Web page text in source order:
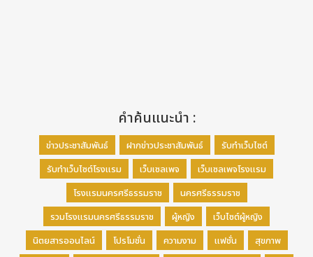
คำค้นแนะนำ :
ข่าวประชาสัมพันธ์ ฝากข่าวประชาสัมพันธ์
รับทำเว็บไซต์
รับทำเว็บไซต์โรงแรม
เว็บเซลเพจ
เว็บเซลเพจโรงแรม
โรงแรมนครศรีธรรมราช
นครศรีธรรมราช
รวมโรงแรมนครศรีธรรมราช
ผู้หญิง
เว็บไซต์ผู้หญิง
นิตยสารออนไลน์
โปรโมชั่น ความงาม แฟชั่น
สุขภาพ